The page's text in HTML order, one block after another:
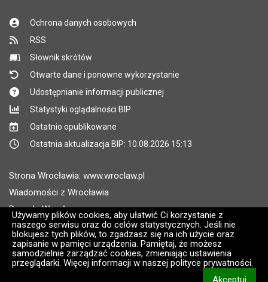
Używamy plików cookies, aby ułatwić Ci korzystanie z
naszego serwisu oraz do celów statystycznych. Jeśli nie
blokujesz tych plików, to zgadzasz się na ich użycie oraz
zapisanie w pamięci urządzenia. Pamiętaj, że możesz
samodzielnie zarządzać cookies, zmieniając ustawienia
przeglądarki. Więcej informacji w naszej polityce prywatności.
Akceptuj
Ochrona danych osobowych
RSS
Słownik skrótów
Otwarte dane i ponowne wykorzystanie
Udostępnianie informacji publicznej
Statystyki oglądalności BIP
Ostatnio opublikowane
Ostatnia aktualizacja BIP: 10.08.2026 15:13
Strona Wrocławia: www.wroclaw.pl
Wiadomości z Wrocławia
Pogoda Wrocław
Rozkłady jazdy MPK Wrocław
Administratorem wroclaw.pl jest: ARAW
Wersja systemu: 2.8.30.09